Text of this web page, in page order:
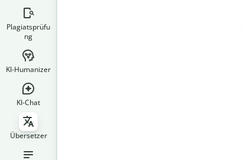
Plagiatsprüfu
ng
KI-Humanizer
KI-Chat
Übersetzer